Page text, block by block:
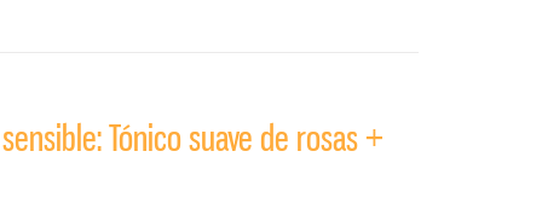
Tónico suave de rosas +